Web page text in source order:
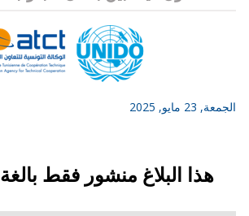
الجمعة, 23 مايو, 2025
هذا البلاغ منشور فقط بالغة